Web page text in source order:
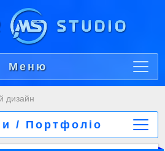
Меню
дизайн
/ Портфоліо